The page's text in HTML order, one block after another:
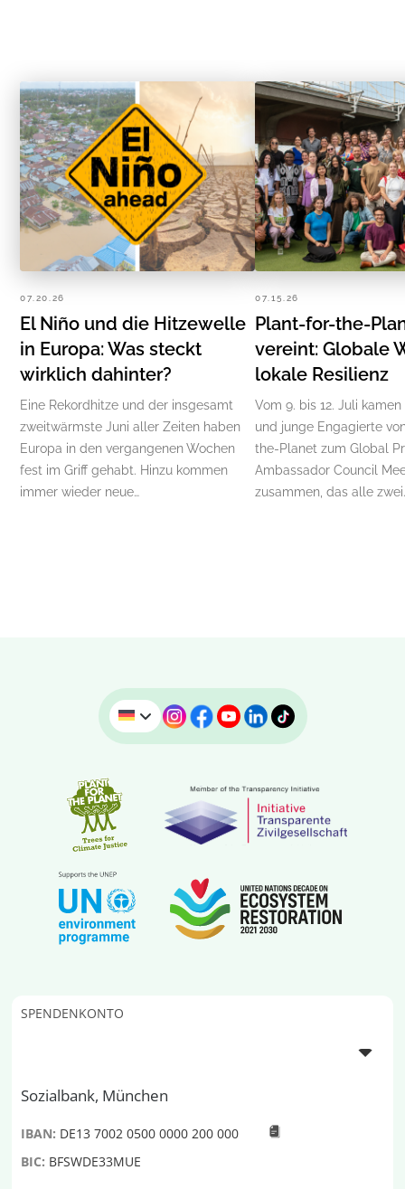
07.20.26
El Niño und die Hitzewelle
in Europa: Was steckt
wirklich dahinter?
Eine Rekordhitze und der insgesamt
zweitwärmste Juni aller Zeiten haben
Europa in den vergangenen Wochen
fest im Griff gehabt. Hinzu kommen
immer wieder neue…
07.15.26
Plant-for-the-
vereint: Globale
lokale Resilienz
Vom 9. bis 12. Juli
und junge Engagierte
the-Planet zum Global
Ambassador Council
zusammen, das alle
SPENDENKONTO
Sozialbank, München
IBAN: DE13 7002 0500 0000 200 000
BIC: BFSWDE33MUE